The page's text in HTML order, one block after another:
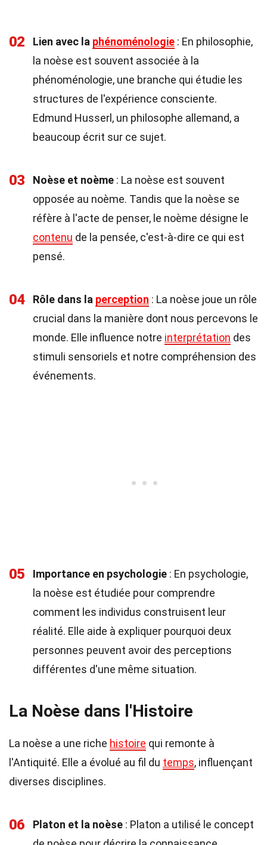
02 Lien avec la phénoménologie : En philosophie,
la noèse est souvent associée à la
phénoménologie, une branche qui étudie les
structures de l'expérience consciente.
Edmund Husserl, un philosophe allemand, a
beaucoup écrit sur ce sujet.
03 Noèse et noème : La noèse est souvent
opposée au noème. Tandis que la noèse se
réfère à l'acte de penser, le noème désigne le
contenu de la pensée, c'est-à-dire ce qui est
pensé.
04 Rôle dans la perception : La noèse joue un rôle
crucial dans la manière dont nous percevons le
monde. Elle influence notre interprétation des
stimuli sensoriels et notre compréhension des
événements.
05 Importance en psychologie : En psychologie,
la noèse est étudiée pour comprendre
comment les individus construisent leur
réalité. Elle aide à expliquer pourquoi deux
personnes peuvent avoir des perceptions
différentes d'une même situation.
La Noèse dans l'Histoire
La noèse a une riche histoire qui remonte à
l'Antiquité. Elle a évolué au fil du temps, influençant
diverses disciplines.
06 Platon et la noèse : Platon a utilisé le concept